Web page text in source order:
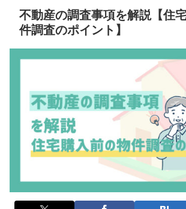
不動産の調査事項を解説【住
件調査のポイント】